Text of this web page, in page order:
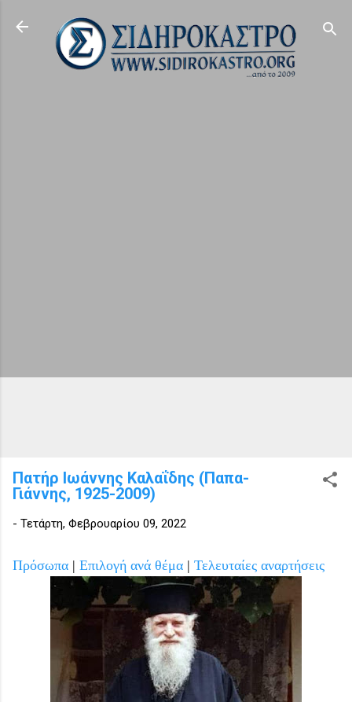
Μετάβαση στο κύριο περιεχόμενο
Πατήρ Ιωάννης Καλαΐδης (Παπα-
Γιάννης, 1925-2009)
- Τετάρτη, Φεβρουαρίου 09, 2022
Πρόσωπα | Επιλογή ανά θέμα | Τελευταίες αναρτήσεις